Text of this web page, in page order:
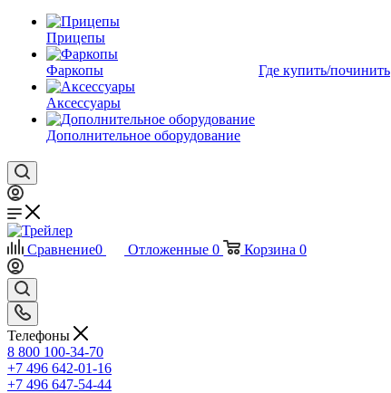
Прицепы
Фаркопы
Аксессуары
Дополнительное оборудование
Где купить/починить
Сравнение0 Отложенные 0 Корзина 0
Телефоны
8 800 100-34-70
+7 496 642-01-16
+7 496 647-54-44